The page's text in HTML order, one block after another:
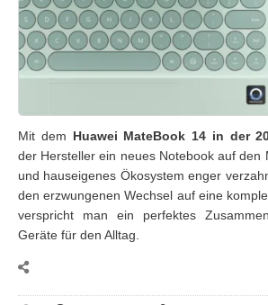
Mit dem Huawei MateBook 14 in der
der Hersteller ein neues Notebook auf den
und hauseigenes Ökosystem enger
den erzwungenen Wechsel auf eine
verspricht man ein perfektes
Geräte für den Alltag.